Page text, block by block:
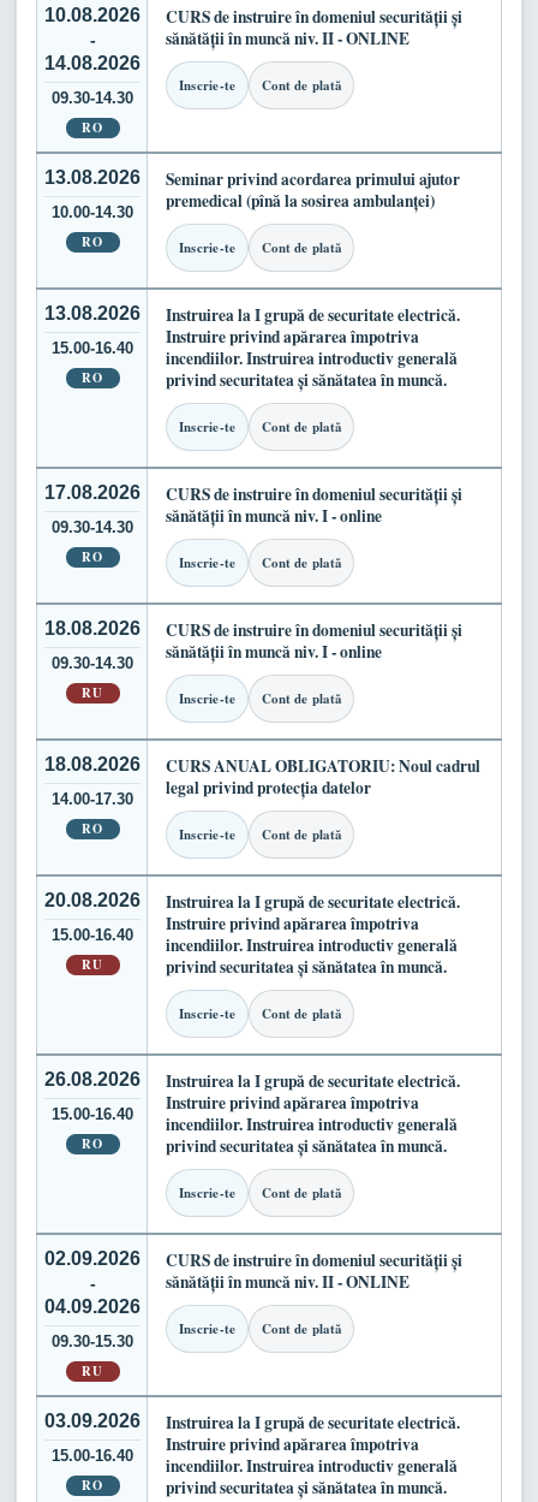
10.08.2026
-
14.08.2026
09.30-14.30
RO
CURS de instruire în domeniul securității și
sănătății în muncă niv. II - ONLINE
Inscrie-te Cont de plată
13.08.2026
10.00-14.30
RO
Seminar privind acordarea primului ajutor
premedical (pînă la sosirea ambulanței)
Inscrie-te Cont de plată
13.08.2026
15.00-16.40
RO
Instruirea la I grupă de securitate electrică.
Instruire privind apărarea împotriva
incendiilor. Instruirea introductiv generală
privind securitatea și sănătatea în muncă.
Inscrie-te Cont de plată
17.08.2026
09.30-14.30
RO
CURS de instruire în domeniul securității și
sănătății în muncă niv. I - online
Inscrie-te Cont de plată
18.08.2026
09.30-14.30
RU
CURS de instruire în domeniul securității și
sănătății în muncă niv. I - online
Inscrie-te Cont de plată
18.08.2026
14.00-17.30
RO
CURS ANUAL OBLIGATORIU: Noul cadrul
legal privind protecția datelor
Inscrie-te Cont de plată
20.08.2026
15.00-16.40
RU
Instruirea la I grupă de securitate electrică.
Instruire privind apărarea împotriva
incendiilor. Instruirea introductiv generală
privind securitatea și sănătatea în muncă.
Inscrie-te Cont de plată
26.08.2026
15.00-16.40
RO
Instruirea la I grupă de securitate electrică.
Instruire privind apărarea împotriva
incendiilor. Instruirea introductiv generală
privind securitatea și sănătatea în muncă.
Inscrie-te Cont de plată
02.09.2026
-
04.09.2026
09.30-15.30
RU
CURS de instruire în domeniul securității și
sănătății în muncă niv. II - ONLINE
Inscrie-te Cont de plată
03.09.2026
15.00-16.40
RO
Instruirea la I grupă de securitate electrică.
Instruire privind apărarea împotriva
incendiilor. Instruirea introductiv generală
privind securitatea și sănătatea în muncă.